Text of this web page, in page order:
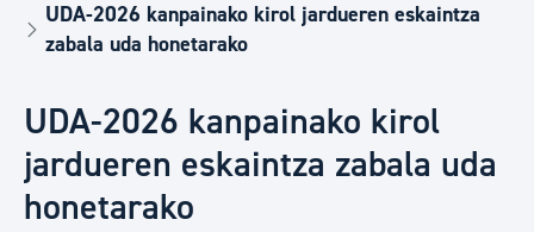
UDA-2026 kanpainako kirol jardueren eskaintza
zabala uda honetarako
UDA-2026 kanpainako kirol
jardueren eskaintza zabala uda
honetarako